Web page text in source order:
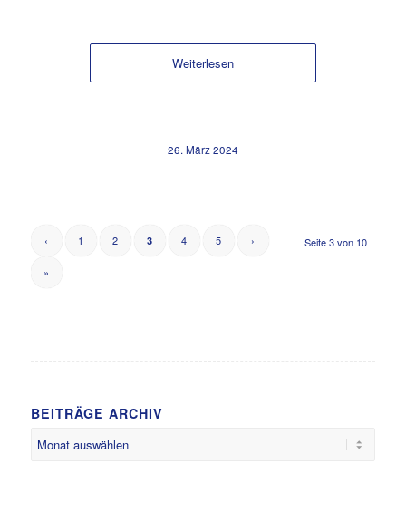
Weiterlesen
26. März 2024
Seite 3 von 10
‹ 1 2 3 4 5 ›
»
BEITRÄGE ARCHIV